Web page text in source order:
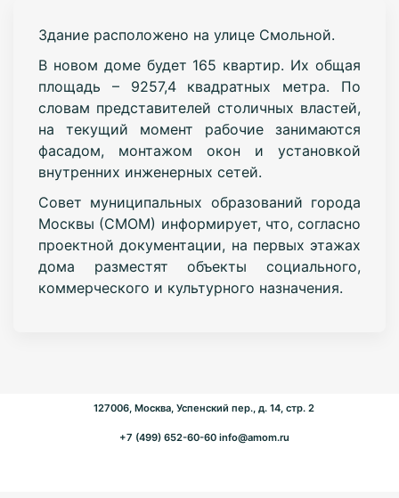
Здание расположено на улице Смольной.
В новом доме будет 165 квартир. Их общая
площадь – 9257,4 квадратных метра. По
словам представителей столичных властей,
на текущий момент рабочие занимаются
фасадом, монтажом окон и установкой
внутренних инженерных сетей.
Совет муниципальных образований города
Москвы (СМОМ) информирует, что, согласно
проектной документации, на первых этажах
дома разместят объекты социального,
коммерческого и культурного назначения.
127006, Москва, Успенский пер., д. 14, стр. 2
+7 (499) 652-60-60 info@amom.ru